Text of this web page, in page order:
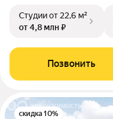
Студииот 22,6 м²
от 4,8 млн ₽
Позвонить
скидка 10%